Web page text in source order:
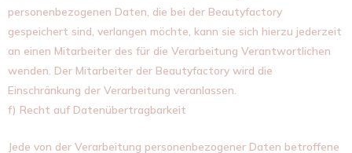
personenbezogenen Daten, die bei der Beautyfactory
gespeichert sind, verlangen möchte, kann sie sich hierzu jederzeit
an einen Mitarbeiter des für die Verarbeitung Verantwortlichen
wenden. Der Mitarbeiter der Beautyfactory wird die
Einschränkung der Verarbeitung veranlassen.
f) Recht auf Datenübertragbarkeit
Jede von der Verarbeitung personenbezogener Daten betroffene